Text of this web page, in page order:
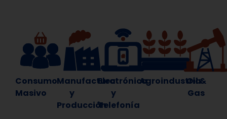
Consumo
Masivo
Manufactura
y
Producción
Electrónica
y
Telefonía
Agroindustria
Oil &
Gas